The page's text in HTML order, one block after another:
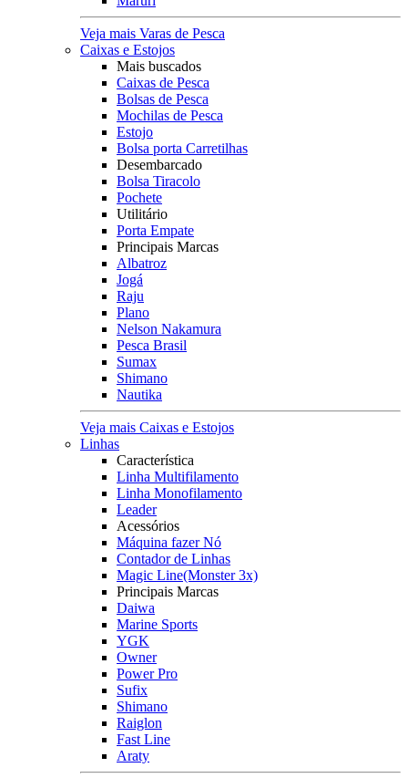
Veja mais Varas de Pesca
Caixas e Estojos
Mais buscados
Caixas de Pesca
Bolsas de Pesca
Mochilas de Pesca
Estojo
Bolsa porta Carretilhas
Desembarcado
Bolsa Tiracolo
Pochete
Utilitário
Porta Empate
Principais Marcas
Albatroz
Jogá
Raju
Plano
Nelson Nakamura
Pesca Brasil
Sumax
Shimano
Nautika
Veja mais Caixas e Estojos
Linhas
Característica
Linha Multifilamento
Linha Monofilamento
Leader
Acessórios
Máquina fazer Nó
Contador de Linhas
Magic Line(Monster 3x)
Principais Marcas
Daiwa
Marine Sports
YGK
Owner
Power Pro
Sufix
Shimano
Raiglon
Fast Line
Araty